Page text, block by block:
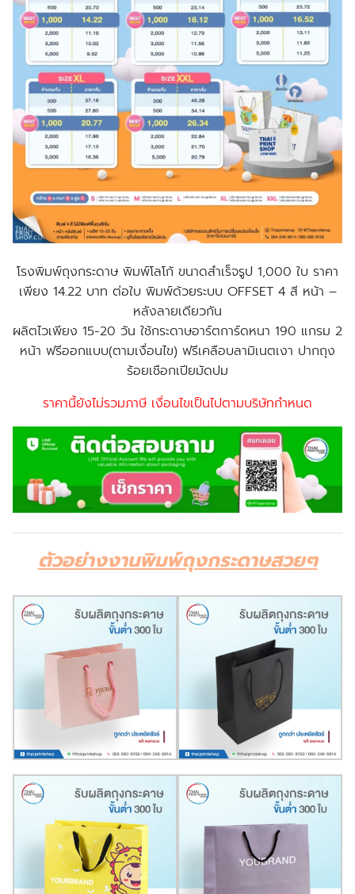
โรงพิมพ์ถุงกระดาษ พิมพ์โลโก้ ขนาดสำเร็จรูป 1,000 ใบ ราคา
เพียง 14.22 บาท ต่อใบ พิมพ์ด้วยระบบ OFFSET 4 สี หน้า –
หลังลายเดียวกัน
ผลิตไวเพียง 15-20 วัน ใช้กระดาษอาร์ตการ์ดหนา 190 แกรม 2
หน้า ฟรีออกแบบ(ตามเงื่อนไข) ฟรีเคลือบลามิเนตเงา ปากถุง
ร้อยเชือกเปียมัดปม
ราคานี้ยังไม่รวมภาษี เงื่อนไขเป็นไปตามบริษัทกำหนด
ตัวอย่างงานพิมพ์ถุงกระดาษสวยๆ